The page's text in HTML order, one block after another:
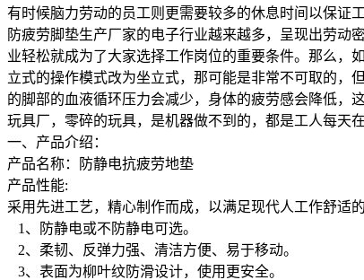
有时候脑力劳动的员工则更需要较多的休息时间以保证
防疲劳脚垫生产厂家的电子行业越来越多，呈现出劳动
业轻松就成为了大家选择工作岗位的重要条件。那么，
立式的操作模式改为坐立式，那可能是非常不可取的，
的脚部的血液循环压力会减少，身体的疲劳感会降低，
玩具厂，零碎的玩具，是机器做不到的，都是工人每天
一、产品介绍：
产品名称：防静电抗疲劳地垫
产品性能:
采用先进工艺，精心制作而成，以满足现代人工作舒适的
1、防静电或不防静电可选。
2、柔韧、反弹力强、清洁方便、易于移动。
3、表面为柳叶纹防滑设计，使用更安全。